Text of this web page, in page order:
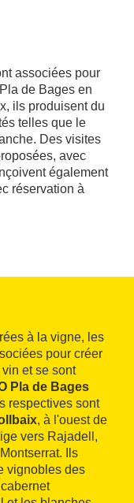
associées pour
de Bages en
ils produisent du
telles que le
Des visites
avec
également
réservation à
à la vigne, les
pour créer
et se sont
Pla de Bages
respectives sont
, à l'ouest de
vers Rajadell,
Ils
vignobles des